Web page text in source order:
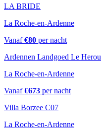
LA BRIDE
La Roche-en-Ardenne
Vanaf €80 per nacht
Ardennen Landgoed Le Herou
La Roche-en-Ardenne
Vanaf €673 per nacht
Villa Borzee C07
La Roche-en-Ardenne